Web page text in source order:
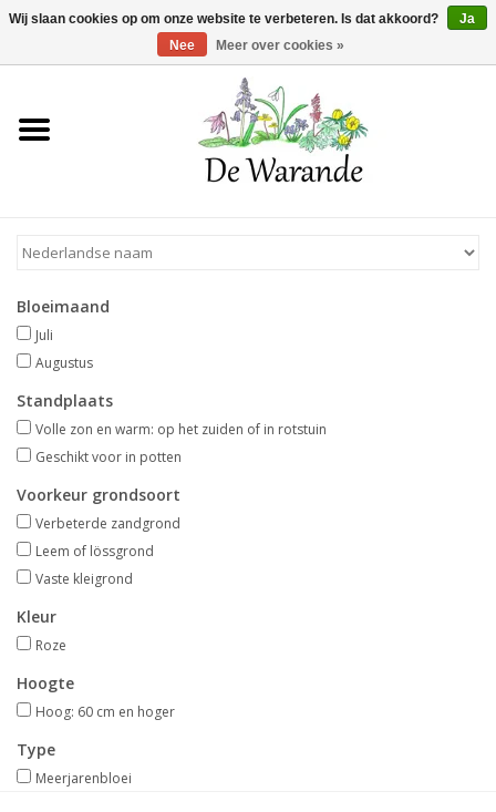
Winkelwagen >0 Artikelen - €0,00
Home
Voorjaarsbloeiers
Zomerbloeiers
Herfstbloeiers
Schaduwplanten
Aanbiedingen
Bodemverbetering
Overige producten
Advies
Onze tuinen!
Bloeimaand
Juli
Augustus
Standplaats
Volle zon en warm: op het zuiden of in rotstuin
Geschikt voor in potten
Voorkeur grondsoort
Verbeterde zandgrond
Leem of lössgrond
Vaste kleigrond
Kleur
Roze
Hoogte
Hoog: 60 cm en hoger
Type
Meerjarenbloei
Wij slaan cookies op om onze website te verbeteren. Is dat akkoord?
Ja
Nee
Meer over cookies »